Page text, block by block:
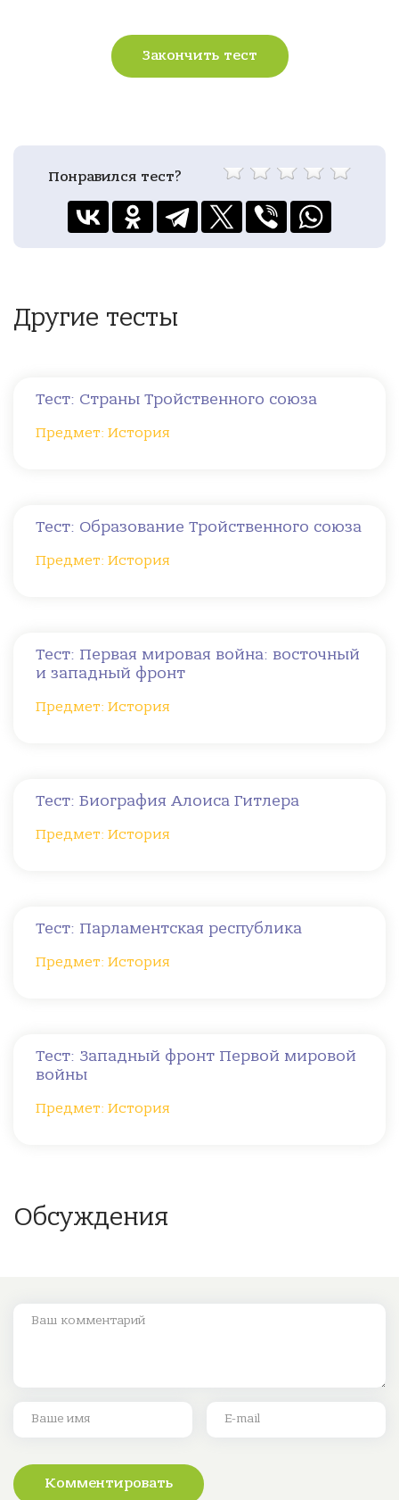
Закончить тест
Понравился тест?
Другие тесты
Тест: Страны Тройственного союза
Предмет: История
Тест: Образование Тройственного союза
Предмет: История
Тест: Первая мировая война: восточный
и западный фронт
Предмет: История
Тест: Биография Алоиса Гитлера
Предмет: История
Тест: Парламентская республика
Предмет: История
Тест: Западный фронт Первой мировой
войны
Предмет: История
Обсуждения
Комментировать